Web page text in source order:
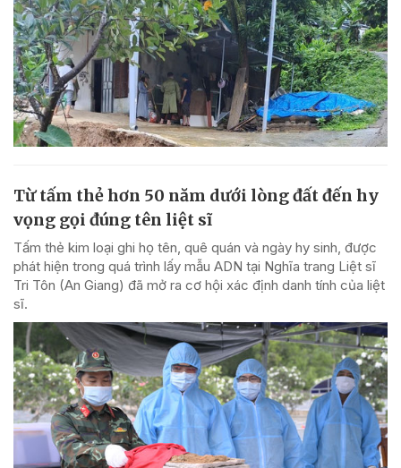
Từ tấm thẻ hơn 50 năm dưới lòng đất đến hy
vọng gọi đúng tên liệt sĩ
Tấm thẻ kim loại ghi họ tên, quê quán và ngày hy sinh, được
phát hiện trong quá trình lấy mẫu ADN tại Nghĩa trang Liệt sĩ
Tri Tôn (An Giang) đã mở ra cơ hội xác định danh tính của liệt
sĩ.